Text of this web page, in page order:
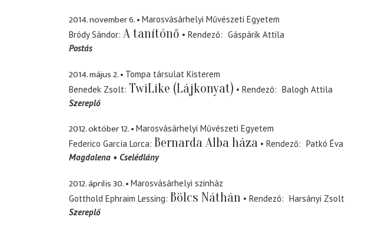
2014. november 6.
Marosvásárhelyi Művészeti Egyetem
Bródy Sándor A tanítónő Rendező
Gáspárik Attila
Postás
2014. május 2.
Tompa társulat Kisterem
Benedek Zsolt TwiLike (Lájkonyat) Rendező
Balogh Attila
Szereplő
2012. október 12.
Marosvásárhelyi Művészeti Egyetem
Federico García Lorca Bernarda Alba háza Rendező
Patkó Éva
Magdalena
Cselédlány
2012. április 30.
Marosvásárhelyi szinház
Gotthold Ephraim Lessing Bölcs Náthán Rendező
Harsányi Zsolt
Szereplő